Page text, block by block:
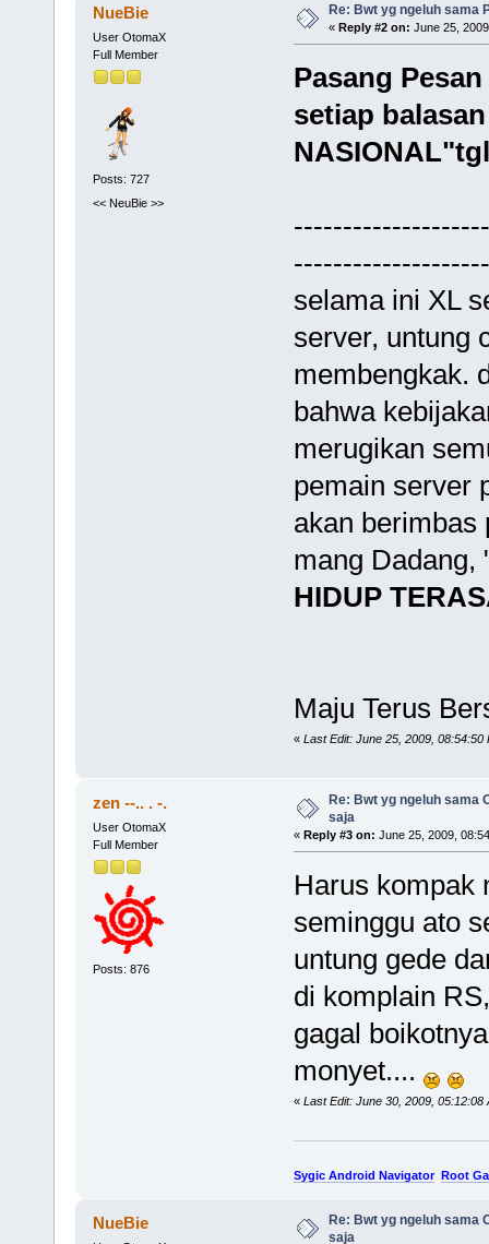
NueBie
User OtomaX
Full Member
Posts: 727
<< NeuBie >>
Re: Bwt yg ngeluh sama
« Reply #2 on: June 25,
Pasang
setiap
selama ini XL
server, untung
membengkak.
bahwa
merugikan
pemain server
akan berimbas
mang Dadang,
HIDUP
Maju Terus
« Last Edit: June 25, 2009, 08:54:50
zen --.. . -.
User OtomaX
Full Member
Posts: 876
Re: Bwt yg ngeluh sama
saja
« Reply #3 on: June 25, 2009,
Harus kompak
seminggu ato
untung gede
di komplain
gagal
monyet....
« Last Edit: June 30, 2009, 05:12:08
Sygic Android Navigator Root
NueBie
Re: Bwt yg ngeluh sama
saja